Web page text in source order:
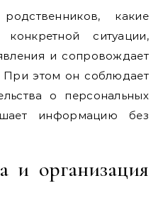
какие
ситуации,
и сопровождает
При этом он соблюдает
о персональных
информацию без
и организация